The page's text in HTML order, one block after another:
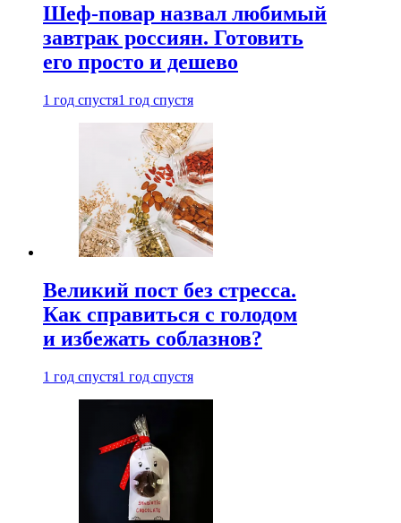
Шеф-повар назвал любимый
завтрак россиян. Готовить
его просто и дешево
1 год спустя1 год спустя
Великий пост без стресса.
Как справиться с голодом
и избежать соблазнов?
1 год спустя1 год спустя